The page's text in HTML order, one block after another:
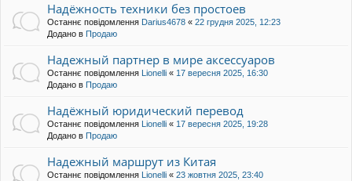
Надёжность техники без простоев
Останнє повідомлення Darius4678 « 22 грудня 2025, 12:23
Додано в Продаю
Надежный партнер в мире аксессуаров
Останнє повідомлення Lionelli « 17 вересня 2025, 16:30
Додано в Продаю
Надёжный юридический перевод
Останнє повідомлення Lionelli « 17 вересня 2025, 19:28
Додано в Продаю
Надежный маршрут из Китая
Останнє повідомлення Lionelli « 23 жовтня 2025, 23:40